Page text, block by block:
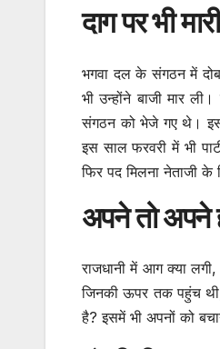
दाग पर भी
भगवा दल के संगठन में
भी उन्होंने बाजी मार
संगठन को भेजे गए थे।
इस साल फरवरी में भी
फिर पद मिलना नेताजी
अपने तो अपने
राजधानी में आग क्या
जिनकी ऊपर तक पहुंच
है? इसमें भी अपनों को